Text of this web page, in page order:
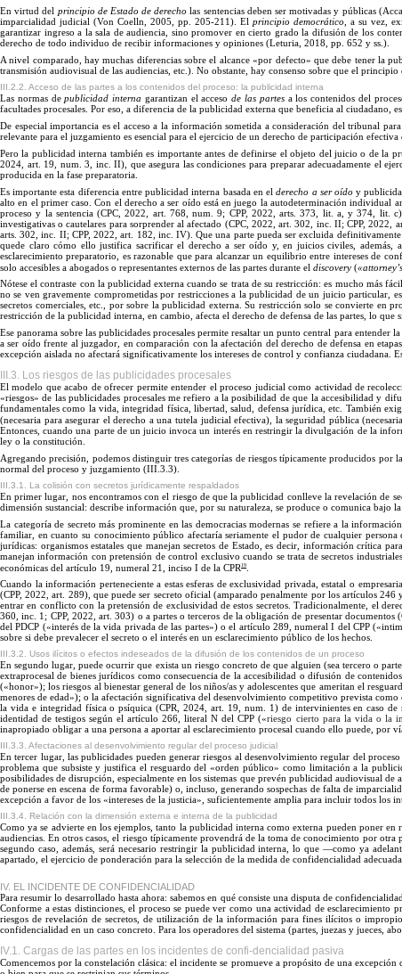
Envirtud del principio de Estado de derecho las sentencias deben ser motivadas y públicas
imparcialidad judicial (Von Coelln, 2005, pp. 205-211). El principio democrático, a su vez,
garantizar ingreso a la sala de audiencia, sino promover en cierto grado la difusión de los
derecho de todo individuo de recibir informaciones y opiniones (Leturia, 2018, pp. 652 y ss.).
Anivel comparado, hay muchas diferencias sobre el alcance «por defecto» que debe tener la
transmisión audiovisual de las audiencias, etc.). No obstante, hay consenso sobre que el
III.2.2. Acceso de las partes a los contenidos del proceso: la publicidad interna
Las normas depublicidad interna garantizan el accesode las partesa los contenidos del
facultades procesales. Por eso, a diferencia de la publicidad externa que beneficia al ciudadano,
De especial importancia es el acceso a la información sometida a consideración del tribunal
relevante para el juzgamiento es esencial para el ejercicio de un derecho de participación efectiva
Pero la publicidad interna también es importante antes de definirse el objeto del juicio o de la
2024, art. 19, num. 3, inc. II), que asegura las condiciones para preparar adecuadamente el
producida en la fase preparatoria.
Esimportante esta diferencia entre publicidad interna basada en elderecho a ser oídoy
alto en el primer caso.Con el derecho a ser oído está en juego la autodeterminación individual
proceso y la sentencia (CPC, 2022, art. 768, num. 9; CPP, 2022, arts. 373, lit. a, y 374, lit. c).
investigativas o cautelares para sorprender al afectado (CPC, 2022, art. 302, inc. II; CPP,
arts. 302, inc. II; CPP, 2022, art. 182, inc. IV).Queuna parte pueda ser excluida
quede claro cómo ello justifica sacrificar el derecho a ser oído y, en juicios civiles,
esclarecimiento preparatorio, es razonable que para alcanzar un equilibrio entre intereses de
solo accesibles a abogados o representantes externos de las partes durante el discovery («
Nótese el contraste con la publicidad externa cuando se trata de su restricción: es mucho más
no se ven gravemente comprometidas por restricciones a la publicidad de un juicio particular,
secretos comerciales, etc., por sobre la publicidad externa.Su restricción solo se convierte en
restricción de la publicidad interna, en cambio, afecta el derecho de defensa de las partes, lo
Ese panorama sobre las publicidades procesales permite resaltar un punto central para
a ser oído frente al juzgador, en comparación con la afectación del derecho de defensa en
excepción aislada no afectará significativamente los intereses de control y confianza ciudadana.
III.3. Los riesgos de las publicidades procesales
Elmodelo que acabo de ofrecer permite entender el proceso judicial como actividad de
«riesgos»de las publicidades procesales me refiero a la posibilidad de que la accesibilidad y
fundamentales como la vida, integridad física, libertad, salud, defensa jurídica, etc. También
(necesaria para asegurar el derecho a una tutela judicial efectiva), la seguridad pública
Entonces, cuando una parte de un juicio invoca un interés en restringir la divulgación de la
ley o la constitución.
Agregando precisión, podemos distinguir tres categorías de riesgos típicamente producidos
normal del proceso y juzgamiento (III. 3 3).
III.3.1. La colisión con secretos jurídicamente respaldados
Enprimer lugar, nos encontramos con el riesgo de que la publicidad conlleve la revelación de
dimensión sustancial: describe información que, por su naturaleza, se produce o comunica
La categoría de secreto más prominente en las democracias modernas se refiere a la
familiar, en cuanto su conocimiento público afectaría seriamente el pudor de cualquier
jurídicas: organismos estatales que manejan secretos de Estado, es decir, información crítica
manejan información con pretensión de control exclusivo cuando se trata de secretos
económicas del artículo 19, numeral 21, inciso I de la CPR 19
Cuando la información perteneciente a estas esferas de exclusividad privada, estatal o
(CPP, 2022, art. 289), que puede ser secreto oficial (amparado penalmente por los artículos246
entrar en conflicto con la pretensión de exclusividad de estos secretos. Tradicionalmente, el
360, inc. 1; CPP, 2022, art. 303) o a partes o terceros de la obligación de presentar
del PDCP («interés de la vida privada de las partes»)o el artículo 289, numeralI del CPP
sobre si debe prevalecer el secreto o el interés en un esclarecimiento público de los hechos.
III.3.2. Usos ilícitos o efectos indeseados de la difusión de los contenidos de un proceso
Ensegundo lugar, puede ocurrir que exista un riesgo concreto de que alguien (sea tercero o
extraprocesal de bienes jurídicos como consecuencia de la accesibilidad o difusión de
(«honor»); los riesgos al bienestar general de los niños/as y adolescentes que ameritan el
menores de edad»); o la afectación significativa del desenvolvimiento competitivo prevista
la vida e integridadfísica opsíquica (CPR, 2024, art. 19, num. 1) de intervinientes en caso
identidad de testigos según el artículo 266, literalNdel CPP («riesgo cierto para la vida o la
inapropiado obligar a una persona a aportar al esclarecimiento procesal cuando ello puede, por
III.3.3. Afectaciones al desenvolvimiento regular del proceso judicial
Entercer lugar, las publicidades pueden generar riesgos al desenvolvimiento regular del
problema que subsiste y justifica el resguardo del «orden público» como limitacióna la
posibilidades de disrupción, especialmente en los sistemas que prevén publicidad audiovisual de
de ponerse en escena de forma favorable) o, incluso, generando sospechas de falta de
excepción a favor de los «intereses de la justicia», suficientemente amplia para incluir todos los
III.3.4. Relación con la dimensión externa e interna de la publicidad
Como ya se advierte en los ejemplos, tanto la publicidad interna como externa pueden poner
audiencias.Enotros casos, el riesgo típicamente provendrá de la toma de conocimiento por
segundo caso, además, será necesario restringir la publicidad interna, lo que —como ya
apartado, el ejercicio de ponderación para la selección de la medida de confidencialidad
IV. EL INCIDENTE DE CONFIDENCIALIDAD
Para resumir lo desarrollado hasta ahora: sabemos en qué consiste una disputa de
Conforme a estas distinciones, el proceso se puede ver como una actividad de
riesgos de revelación de secretos, de utilización de la información para fines ilícitos o
confidencialidad en un caso concreto. Para los operadores del sistema (partes, juezas y jueces,
IV.1. Cargas de las partes en los incidentes de confi-dencialidad pasiva
Comencemos por la constelación clásica: el incidente se promueve a propósito de una